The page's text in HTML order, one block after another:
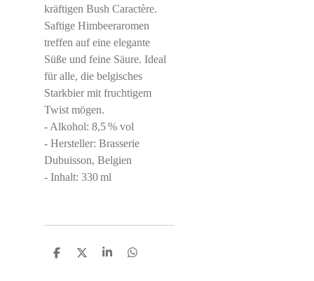
kräftigen Bush Caractère.
Saftige Himbeeraromen
treffen auf eine elegante
Süße und feine Säure. Ideal
für alle, die belgisches
Starkbier mit fruchtigem
Twist mögen.
- Alkohol: 8,5 % vol
- Hersteller: Brasserie
Dubuisson, Belgien
- Inhalt: 330 ml
S
S
S
S